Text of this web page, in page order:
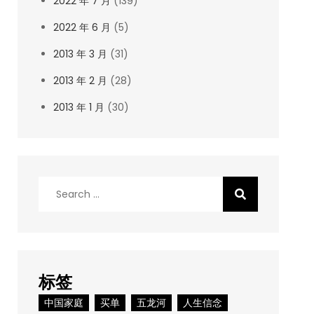
2022 年 6 月 (5)
2013 年 3 月 (31)
2013 年 2 月 (28)
2013 年 1 月 (30)
标签
中国家庭 买单 五龙河 人生信念